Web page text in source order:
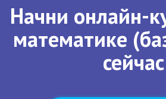
Начни онлайн-
математике
сейчас